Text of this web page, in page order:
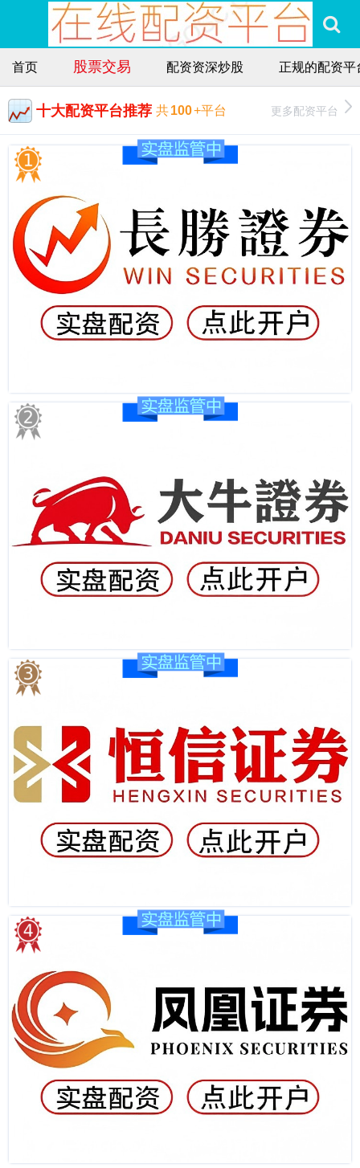
首页 股票交易 配资资深炒股 正规的配资平
十大配资平台推荐 共100+平台 更多配资平台